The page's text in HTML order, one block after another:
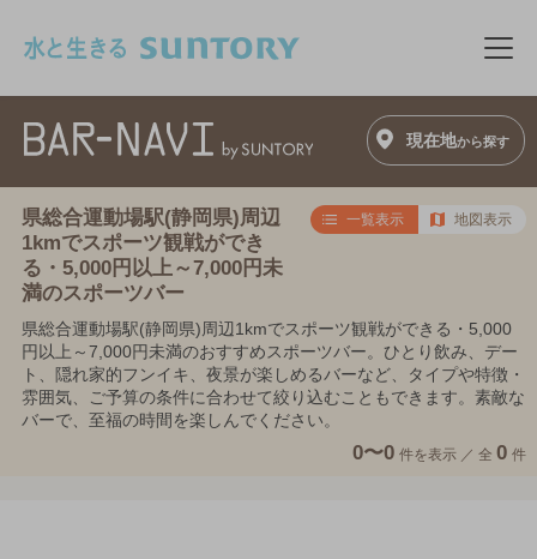
メ
現在地から探す
県総合運動場駅(静岡県)周辺
1kmでスポーツ観戦ができ
る・5,000円以上～7,000円未
満のスポーツバー
一覧表示 地図表示
県総合運動場駅(静岡県)周辺1kmでスポーツ観戦ができる・5,000
円以上～7,000円未満のおすすめスポーツバー。ひとり飲み、デー
ト、隠れ家的フンイキ、夜景が楽しめるバーなど、タイプや特徴・
雰囲気、ご予算の条件に合わせて絞り込むこともできます。素敵な
バーで、至福の時間を楽しんでください。
0〜0 件を表示 ／ 全 0 件